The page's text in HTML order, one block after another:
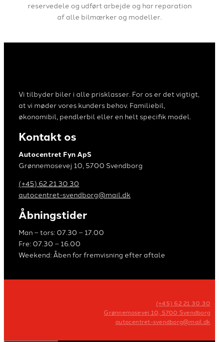
reservedele og udført arbejde og har reparation
af alle bilmærker og modeller.
Vi tilbyder biler i alle prisklasser. For os er det vigtigt,
at vi møder vores kunders behov. Familiebil,
økonomibil, pendlerbil eller en helt specifik model.
Kontakt os
Autocentret Fyn ApS
Grønnemosevej 10, 5700 Svendborg
(+45) 62 21 30 30
autocentret-svendborg@mail.dk
Åbningstider
Man – tors: 07.30 – 17.00
Fre: 07.30 – 16.00
Weekend: Åben for fremvisning efter aftale
(+45) 62 21 30 30
Grønnemosevej 10, 5700 Svendborg
autocentret-svendborg@mail.dk